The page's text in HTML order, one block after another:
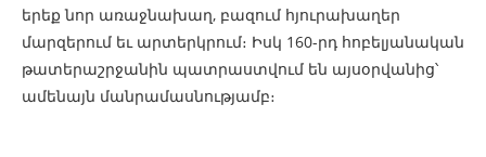
երեք նոր առաջնախաղ, բազում հյուրախաղեր
մարզերում եւ արտերկրում։ Իսկ 160-րդ հոբելյանական
թատերաշրջանին պատրաստվում են այսօրվանից՝
ամենայն մանրամասնությամբ։